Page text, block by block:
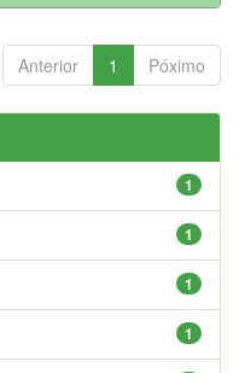
Anterior 1 Póximo
1
1
1
1